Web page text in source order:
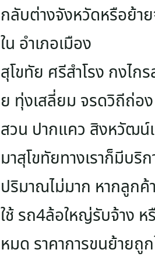
กลับต่างจังหวัดหรือย้าย
ใน อำเภอเมือง
สุโขทัย ศรีสำโรง กงไ
ย ทุ่งเสลี่ยม จรดวิถีถ่อ
สวน ปากแคว สิงหวัฒน์
มาสุโขทัยทางเราก็มีบริ
ปริมาณไม่มาก หากลูกค้
ใช้ รถ4ล้อใหญ่รับจ้าง ห
หมด ราคาการขนย้ายถู